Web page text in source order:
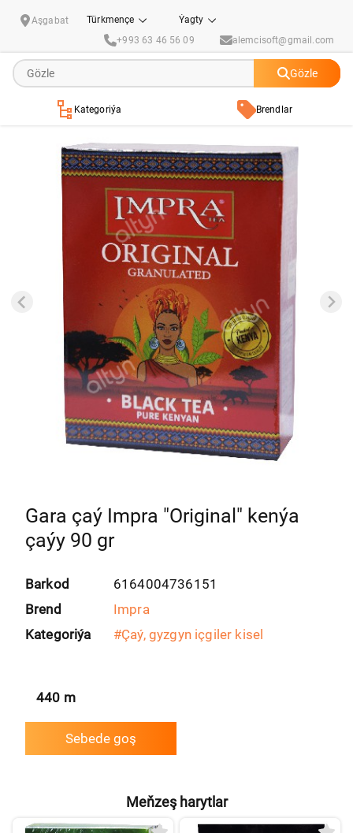
Aşgabat Türkmençe
Ýagty
+993 63 46 56 09
alemcisoft@gmail.com
Gözle
Kategoriýa Brendlar
Gara çaý Impra "Original" kenýa
çaýy 90 gr
Barkod
6164004736151
Brend
Impra
Kategoriýa
#Çaý, gyzgyn içgiler kisel
440 m
Sebede goş
Meňzeş harytlar